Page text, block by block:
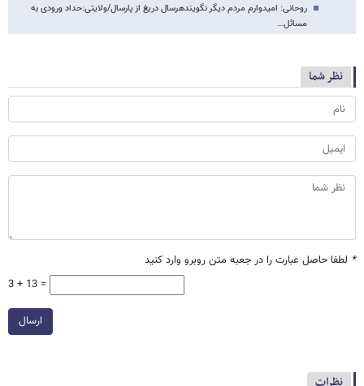
روحانی: امیدوارم مردم دیگر نگویندهرسال دریغ از پارسال/ولایتی:حداد ورودی به
مسائل…
نظر شما
* لطفا حاصل عبارت را در جعبه متن روبرو وارد کنید
3 + 13 =
ارسال